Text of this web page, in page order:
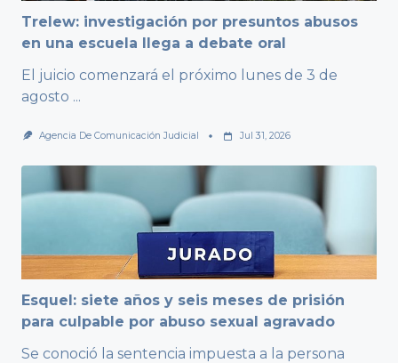
Trelew: investigación por presuntos abusos
en una escuela llega a debate oral
El juicio comenzará el próximo lunes de 3 de
agosto ...
Agencia De Comunicación Judicial Jul 31, 2026
Esquel: siete años y seis meses de prisión
para culpable por abuso sexual agravado
Se conoció la sentencia impuesta a la persona